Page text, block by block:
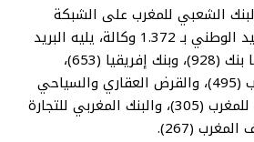
الشعبي للمغرب على الشبكة
الأكثر كثافة على الصعيد الوطني بـ 1.372 وكالة، يليه البريد
بنك (950)، والتجاري وفا بنك (928)، وبنك إفريقيا (653)،
والقرض الفلاحي للمغرب (495)، والقرض العقاري والسياحي
(327)، والشركة العامة للمغرب (305)، والبنك المغربي للتجارة